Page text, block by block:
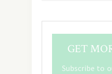
GET
Subscribe to